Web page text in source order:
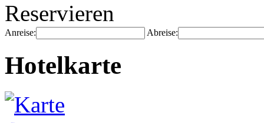
Reservieren
Anreise: Abreise:
Hotelkarte